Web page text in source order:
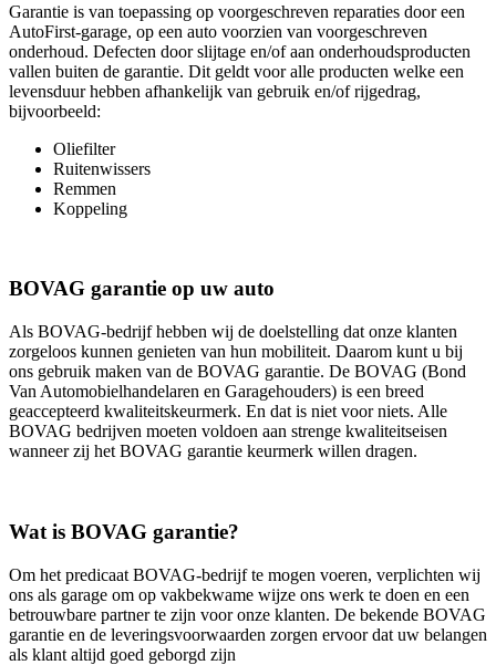
Garantie is van toepassing op voorgeschreven reparaties door een
AutoFirst-garage, op een auto voorzien van voorgeschreven
onderhoud. Defecten door slijtage en/of aan onderhoudsproducten
vallen buiten de garantie. Dit geldt voor alle producten welke een
levensduur hebben afhankelijk van gebruik en/of rijgedrag,
bijvoorbeeld:
Oliefilter
Ruitenwissers
Remmen
Koppeling
BOVAG garantie op uw auto
Als BOVAG-bedrijf hebben wij de doelstelling dat onze klanten
zorgeloos kunnen genieten van hun mobiliteit. Daarom kunt u bij
ons gebruik maken van de BOVAG garantie. De BOVAG (Bond
Van Automobielhandelaren en Garagehouders) is een breed
geaccepteerd kwaliteitskeurmerk. En dat is niet voor niets. Alle
BOVAG bedrijven moeten voldoen aan strenge kwaliteitseisen
wanneer zij het BOVAG garantie keurmerk willen dragen.
Wat is BOVAG garantie?
Om het predicaat BOVAG-bedrijf te mogen voeren, verplichten wij
ons als garage om op vakbekwame wijze ons werk te doen en een
betrouwbare partner te zijn voor onze klanten. De bekende BOVAG
garantie en de leveringsvoorwaarden zorgen ervoor dat uw belangen
als klant altijd goed geborgd zijn